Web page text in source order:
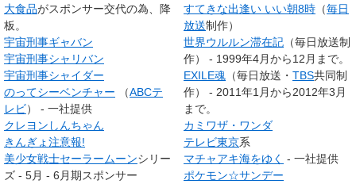
大食品がスポンサー交代の為、降
板。
宇宙刑事ギャバン
宇宙刑事シャリバン
宇宙刑事シャイダー
のってシーベンチャー （ABCテ
レビ） - 一社提供
クレヨンしんちゃん
きんぎょ注意報!
美少女戦士セーラームーンシリー
ズ - 5月 - 6月期スポンサー
すてきな出逢い いい朝8時 （毎日
放送制作）
世界ウルルン滞在記 （毎日放送制
作） - 1999年4月から12月まで。
EXILE魂 （毎日放送・ TBS共同制
作） - 2011年1月から2012年3月
まで。
カミワザ・ワンダ
テレビ東京系
マチャアキ海をゆく - 一社提供
ポケモン☆サンデー